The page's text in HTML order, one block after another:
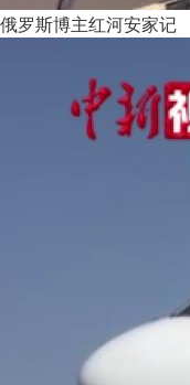
俄罗斯博主红河安家记